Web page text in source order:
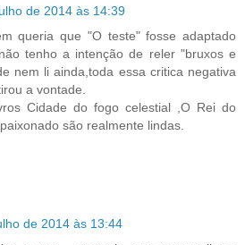
de 2014 às 14:39
queria que "O teste" fosse adaptado
tenho a intenção de reler "bruxos e
nem li ainda,toda essa critica negativa
a vontade.
Cidade do fogo celestial ,O Rei do
são realmente lindas.
de 2014 às 13:44